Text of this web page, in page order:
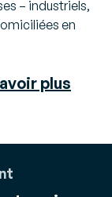
– industriels,
en
plus